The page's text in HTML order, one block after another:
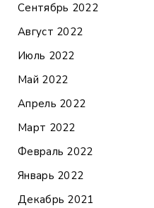
Сентябрь 2022
Август 2022
Июль 2022
Май 2022
Апрель 2022
Март 2022
Февраль 2022
Январь 2022
Декабрь 2021